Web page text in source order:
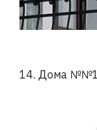
14. Дома